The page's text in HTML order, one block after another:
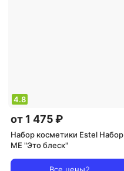
4.8
от 1 475 ₽
Набор косметики Estel Набор
ME "Это блеск"